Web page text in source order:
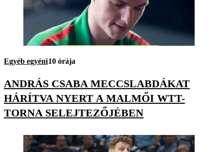
Egyéb egyéni10 órája
ANDRÁS CSABA MECCSLABDÁKAT
HÁRÍTVA NYERT A MALMŐI WTT-
TORNA SELEJTEZŐJÉBEN